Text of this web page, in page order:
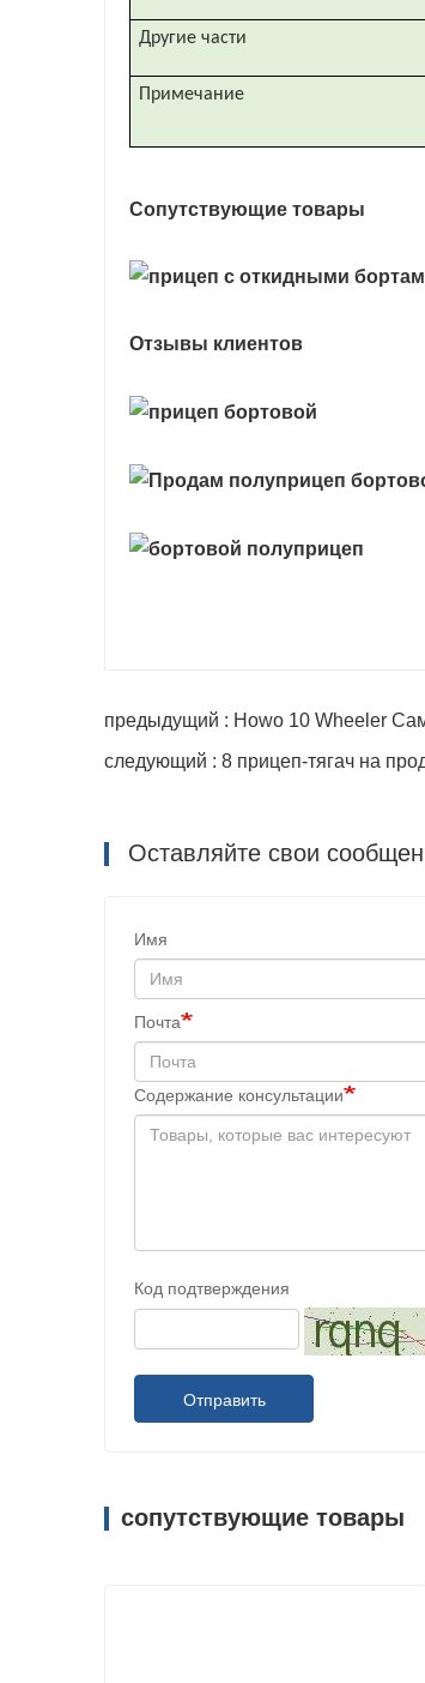
Другие части
Примечание
Сопутствующие товары
Отзывы клиентов
предыдущий : Howo 10 Wheeler
следующий : 8 прицеп-тягач на
Оставляйте свои
Имя
Почта
Содержание консультации
Код подтверждения
Отправить
сопутствующие товары